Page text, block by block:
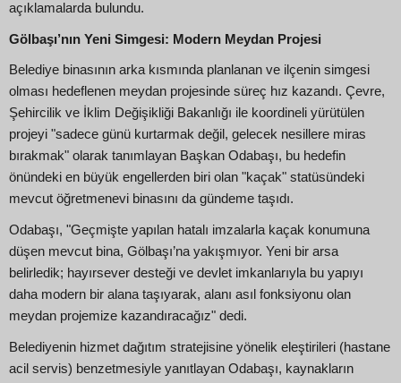
açıklamalarda bulundu.
Gölbaşı’nın Yeni Simgesi: Modern Meydan Projesi
Belediye binasının arka kısmında planlanan ve ilçenin simgesi
olması hedeflenen meydan projesinde süreç hız kazandı. Çevre,
Şehircilik ve İklim Değişikliği Bakanlığı ile koordineli yürütülen
projeyi "sadece günü kurtarmak değil, gelecek nesillere miras
bırakmak" olarak tanımlayan Başkan Odabaşı, bu hedefin
önündeki en büyük engellerden biri olan "kaçak" statüsündeki
mevcut öğretmenevi binasını da gündeme taşıdı.
Odabaşı, "Geçmişte yapılan hatalı imzalarla kaçak konumuna
düşen mevcut bina, Gölbaşı’na yakışmıyor. Yeni bir arsa
belirledik; hayırsever desteği ve devlet imkanlarıyla bu yapıyı
daha modern bir alana taşıyarak, alanı asıl fonksiyonu olan
meydan projemize kazandıracağız" dedi.
Belediyenin hizmet dağıtım stratejisine yönelik eleştirileri (hastane
acil servis) benzetmesiyle yanıtlayan Odabaşı, kaynakların